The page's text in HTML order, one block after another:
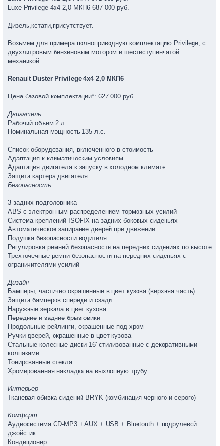
Luxe Privilege 4х4 2,0 МКП6 687 000 руб.
Дизель,кстати,присутствует.
Возьмем для примера полноприводную комплектацию Privilege, с
двухлитровым бензиновым мотором и шестиступенчатой
механикой:
Renault Duster Privilege 4х4 2,0 МКП6
Цена базовой комплектации*: 627 000 руб.
Двигатель
Рабочий объем 2 л.
Номинальная мощность 135 л.с.
Список оборудования, включенного в стоимость
Адаптация к климатическим условиям
Адаптация двигателя к запуску в холодном климате
Защита картера двигателя
Безопасность
3 задних подголовника
ABS с электронным распределением тормозных усилий
Cистема креплений ISOFIX на задних боковых сиденьях
Автоматическое запирание дверей при движении
Подушка безопасности водителя
Регулировка ремней безопасности на передних сидениях по высоте
Трехточечные ремни безопасности на передних сиденьях с
ограничителями усилий
Дизайн
Бамперы, частично окрашенные в цвет кузова (верхняя часть)
Защита бамперов спереди и сзади
Наружные зеркала в цвет кузова
Передние и задние брызговики
Продольные рейлинги, окрашенные под хром
Ручки дверей, окрашенные в цвет кузова
Стальные колесные диски 16' стилизованные с декоративными
колпаками
Тонированные стекла
Хромированная накладка на выхлопную трубу
Интерьер
Тканевая обивка сидений BRYK (комбинация черного и серого)
Комфорт
Аудиосистема CD-MP3 + AUX + USB + Bluetouth + подрулевой
джойстик
Кондиционер